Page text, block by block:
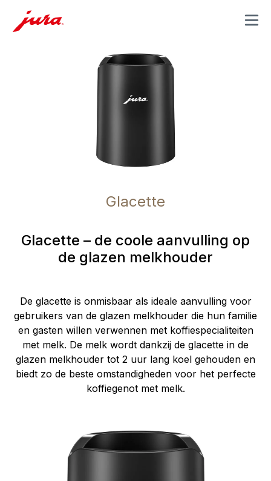
MENU
Glacette
Glacette – de coole aanvulling op
de glazen melkhouder
De glacette is onmisbaar als ideale aanvulling voor
gebruikers van de glazen melkhouder die hun familie
en gasten willen verwennen met koffiespecialiteiten
met melk. De melk wordt dankzij de glacette in de
glazen melkhouder tot 2 uur lang koel gehouden en
biedt zo de beste omstandigheden voor het perfecte
koffiegenot met melk.